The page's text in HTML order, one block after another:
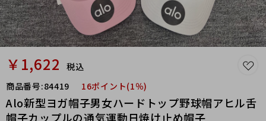
￥1,622
税込
商品番号:84419 16ポイント(1％)
Alo新型ヨガ帽子男女ハードトップ野球帽アヒル舌
帽子カップルの通気運動日焼け止め帽子